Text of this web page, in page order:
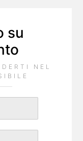
su
NEL